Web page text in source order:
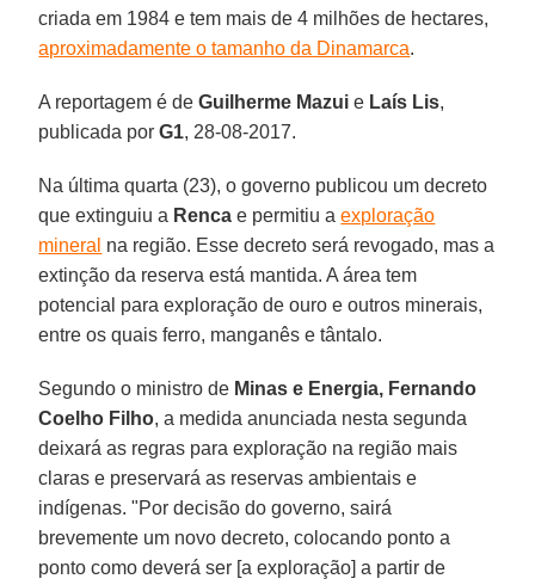
criada em 1984 e tem mais de 4 milhões de hectares,
aproximadamente o tamanho da Dinamarca.
A reportagem é deGuilherme Mazui e Laís Lis,
publicada porG1, 28-08-2017.
Na última quarta (23), o governo publicou um decreto
que extinguiu a Renca e permitiu aexploração
mineral na região. Esse decreto será revogado, mas a
extinção da reserva está mantida. A área tem
potencial para exploração de ouro e outros minerais,
entre os quais ferro, manganês e tântalo.
Segundo o ministro de Minas e Energia, Fernando
Coelho Filho, a medida anunciada nesta segunda
deixará as regras para exploração na região mais
claras e preservará as reservas ambientais e
indígenas. "Por decisão do governo, sairá
brevemente um novo decreto, colocando ponto a
ponto como deverá ser [a exploração] a partir de